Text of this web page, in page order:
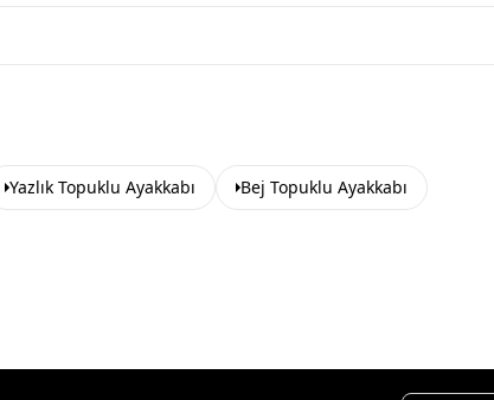
Yazlık Topuklu Ayakkabı Bej Topuklu Ayakkabı